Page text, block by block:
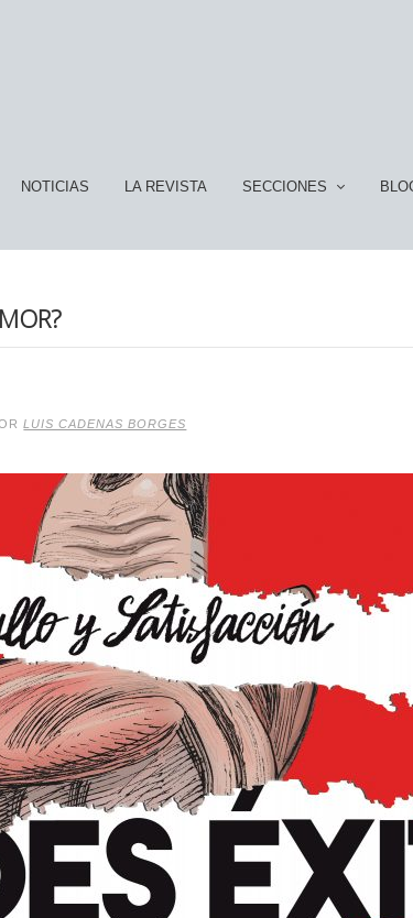
NOTICIAS LA REVISTA SECCIONES
LUIS CADENAS BORGES